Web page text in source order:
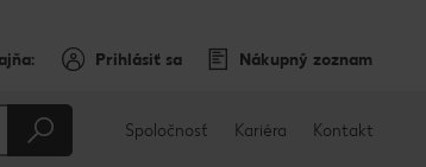
Prihlásiť sa Nákupný zoznam
Spoločnosť Kariéra Kontakt